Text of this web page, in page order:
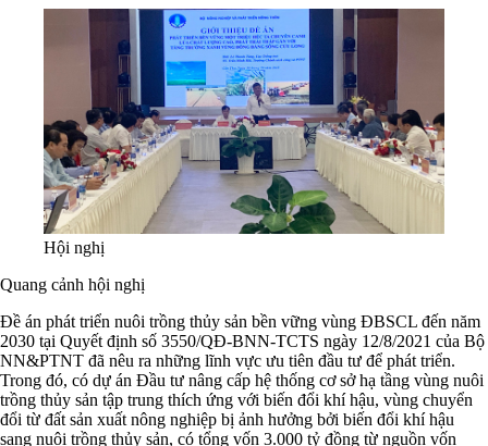
Hội nghị
Quang cảnh hội nghị
Đề án phát triển nuôi trồng thủy sản bền vững vùng ĐBSCL đến năm
2030 tại Quyết định số 3550/QĐ-BNN-TCTS ngày 12/8/2021 của Bộ
NN&PTNT đã nêu ra những lĩnh vực ưu tiên đầu tư để phát triển.
Trong đó, có dự án Đầu tư nâng cấp hệ thống cơ sở hạ tầng vùng nuôi
trồng thủy sản tập trung thích ứng với biến đổi khí hậu, vùng chuyển
đổi từ đất sản xuất nông nghiệp bị ảnh hưởng bởi biến đổi khí hậu
sang nuôi trồng thủy sản, có tổng vốn 3.000 tỷ đồng từ nguồn vốn